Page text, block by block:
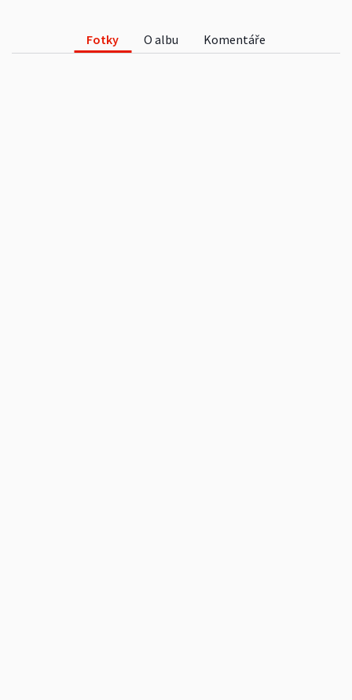
Fotky O albu Komentáře